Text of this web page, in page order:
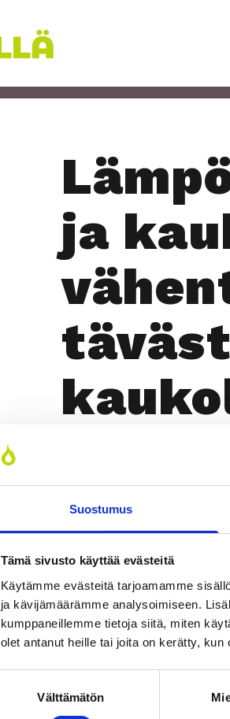
Suostumus
Tämä sivusto käyttää evästeitä
Käytämme evästeitä tarjoamamme
ja kävijämäärämme analysoimiseen.
kumppaneillemme tietoja siitä, miten
olet antanut heille tai joita on kerätty,
Välttämätön
ja